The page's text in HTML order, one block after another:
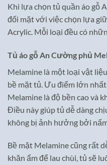
Khi lựa chọn tủ quần áo gỗ
đối mặt với việc chọn lựa
Acrylic. Mỗi loại đều có
Tủ áo gỗ An Cường phủ
Melamine là một loại vật
bề mặt tủ. Ưu điểm lớn
Melamine là độ bền cao và
Điều này giúp tủ dễ dàng
không bị ảnh hưởng bởi
Bề mặt Melamine cũng rất
khăn ẩm để lau chùi, tủ sẽ